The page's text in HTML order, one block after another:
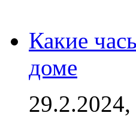
Какие
доме